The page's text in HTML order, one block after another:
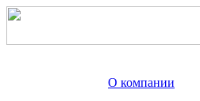
О компании